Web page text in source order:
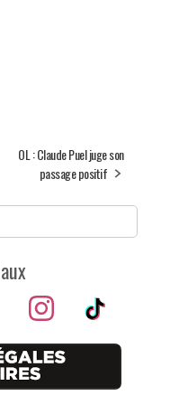
OL : Claude Puel juge son
passage positif